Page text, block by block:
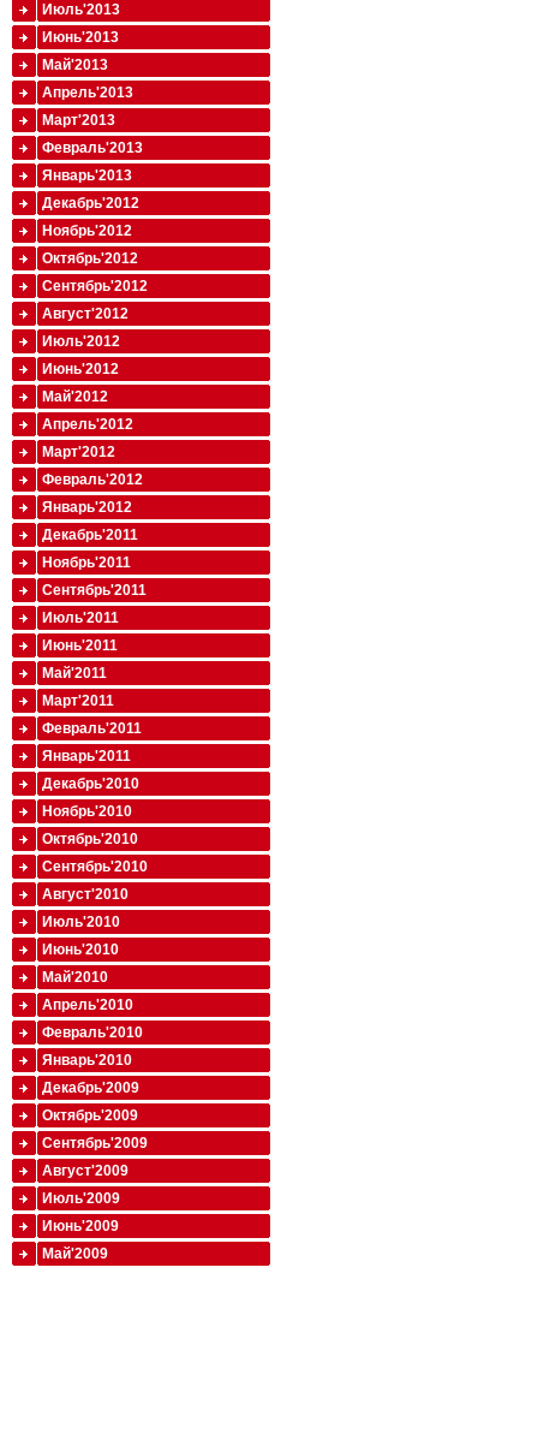
Июль'2013
Июнь'2013
Май'2013
Апрель'2013
Март'2013
Февраль'2013
Январь'2013
Декабрь'2012
Ноябрь'2012
Октябрь'2012
Сентябрь'2012
Август'2012
Июль'2012
Июнь'2012
Май'2012
Апрель'2012
Март'2012
Февраль'2012
Январь'2012
Декабрь'2011
Ноябрь'2011
Сентябрь'2011
Июль'2011
Июнь'2011
Май'2011
Март'2011
Февраль'2011
Январь'2011
Декабрь'2010
Ноябрь'2010
Октябрь'2010
Сентябрь'2010
Август'2010
Июль'2010
Июнь'2010
Май'2010
Апрель'2010
Февраль'2010
Январь'2010
Декабрь'2009
Октябрь'2009
Сентябрь'2009
Август'2009
Июль'2009
Июнь'2009
Май'2009